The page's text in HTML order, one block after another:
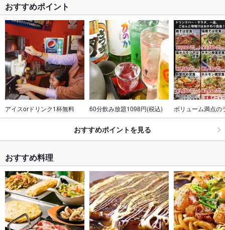
おすすめポイント
アイスorドリンク1杯無料 60分飲み放題1098円(税込) ボリューム満点
おすすめポイントを見る
おすすめ料理